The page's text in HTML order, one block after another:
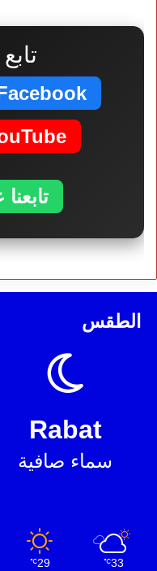
تابع
الطقس
Rabat
سماء صافية
33
℃
29
℃